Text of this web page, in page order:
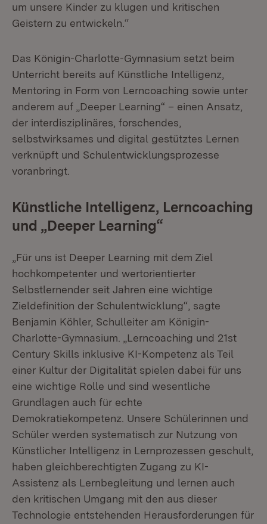
um unsere Kinder zu klugen und kritischen
Geistern zu entwickeln.“
Das Königin-Charlotte-Gymnasium setzt beim
Unterricht bereits auf Künstliche Intelligenz,
Mentoring in Form von Lerncoaching sowie unter
anderem auf „Deeper Learning“ – einen Ansatz,
der interdisziplinäres, forschendes,
selbstwirksames und digital gestütztes Lernen
verknüpft und Schulentwicklungsprozesse
voranbringt.
Künstliche Intelligenz, Lerncoaching
und „Deeper Learning“
„Für uns ist Deeper Learning mit dem Ziel
hochkompetenter und wertorientierter
Selbstlernender seit Jahren eine wichtige
Zieldefinition der Schulentwicklung“, sagte
Benjamin Köhler, Schulleiter am Königin-
Charlotte-Gymnasium. „Lerncoaching und 21st
Century Skills inklusive KI-Kompetenz als Teil
einer Kultur der Digitalität spielen dabei für uns
eine wichtige Rolle und sind wesentliche
Grundlagen auch für echte
Demokratiekompetenz. Unsere Schülerinnen und
Schüler werden systematisch zur Nutzung von
Künstlicher Intelligenz in Lernprozessen geschult,
haben gleichberechtigten Zugang zu KI-
Assistenz als Lernbegleitung und lernen auch
den kritischen Umgang mit den aus dieser
Technologie entstehenden Herausforderungen für